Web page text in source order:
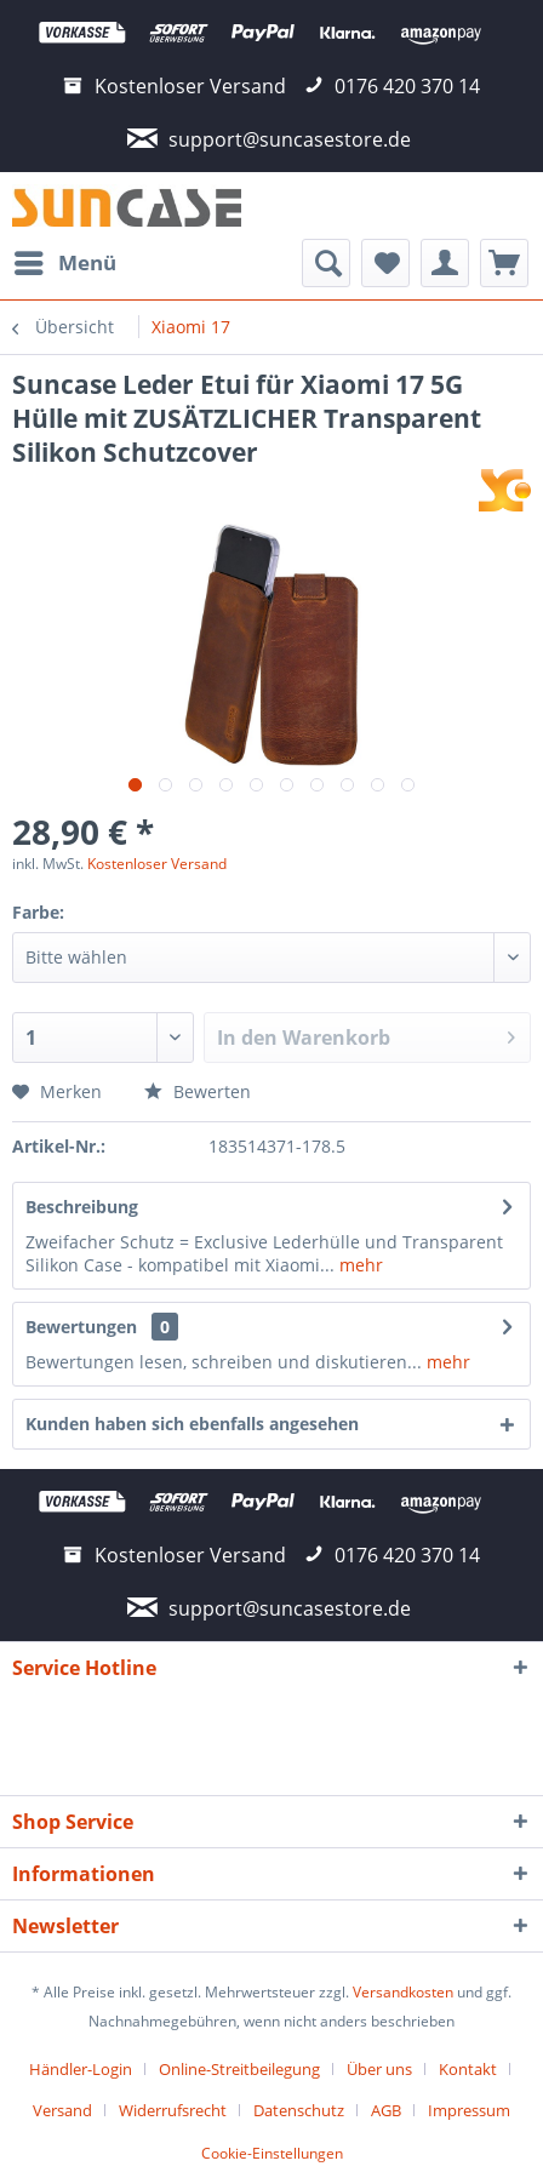
Kostenloser Versand
0176 420 370 14
support@suncasestore.de
Menü
Übersicht Xiaomi 17
Suncase Leder Etui für Xiaomi 17 5G
Hülle mit ZUSÄTZLICHER Transparent
Silikon Schutzcover
28,90 € *
inkl. MwSt. Kostenloser Versand
Farbe:
In den Warenkorb
Merken Bewerten
Artikel-Nr.: 183514371-178.5
Beschreibung
Zweifacher Schutz = Exclusive Lederhülle und Transparent
Silikon Case - kompatibel mit Xiaomi... mehr
Bewertungen
0
Bewertungen lesen, schreiben und diskutieren... mehr
Kunden haben sich ebenfalls angesehen
Kostenloser Versand
0176 420 370 14
support@suncasestore.de
Service Hotline
Shop Service
Informationen
Newsletter
* Alle Preise inkl. gesetzl. Mehrwertsteuer zzgl.Versandkosten und ggf.
Nachnahmegebühren, wenn nicht anders beschrieben
Händler-Login Online-Streitbeilegung Über uns
Kontakt
Versand
Widerrufsrecht Datenschutz AGB Impressum
Cookie-Einstellungen